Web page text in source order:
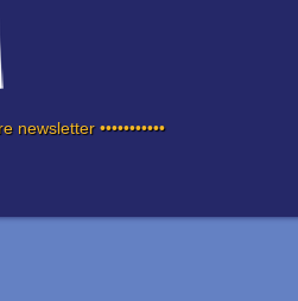
newsletter •••••••••••